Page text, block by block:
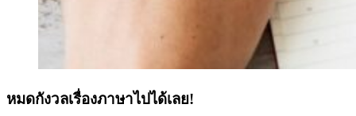
หมดกังวลเรื่องภาษาไปได้เลย!